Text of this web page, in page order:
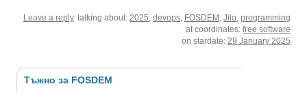
Leave a reply talking about: 2025 devops FOSDEM Jilo programming
at coordinates: free software
on stardate: 29 January 2025
Тъжно за FOSDEM